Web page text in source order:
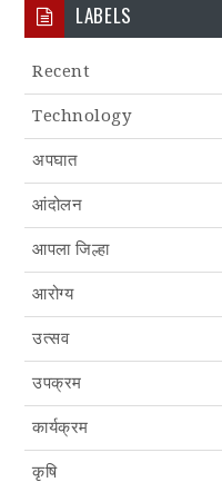
LABELS
Recent
Technology
अपघात
आंदोलन
आपला जिल्हा
आरोग्य
उत्सव
उपक्रम
कार्यक्रम
कृषि